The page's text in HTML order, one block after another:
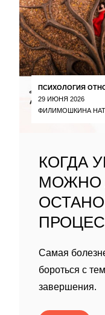
ПСИХОЛОГИЯ
29 ИЮНЯ 2026
ФИЛИМОШКИНА
КОГДА
МОЖНО
Самая
бороться с
завершения.